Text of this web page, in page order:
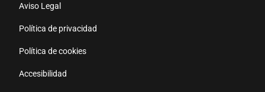
Aviso Legal
Política de privacidad
Política de cookies
Accesibilidad